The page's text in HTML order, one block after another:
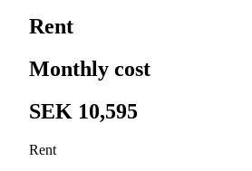
Rent
Monthly cost
SEK 10,595
Rent